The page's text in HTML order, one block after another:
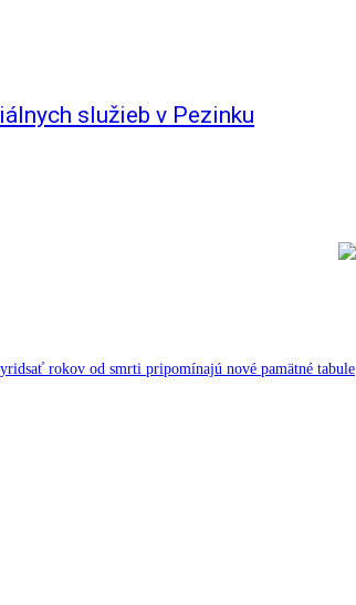
služieb v Pezinku
rokov od smrti pripomínajú nové pamätné tabule